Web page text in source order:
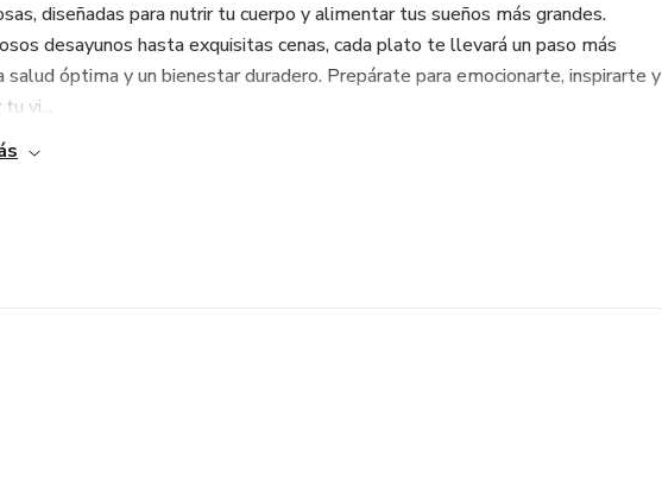
diseñadas para nutrir tu cuerpo y alimentar tus sueños más grandes.
desayunos hasta exquisitas cenas, cada plato te llevará un paso más
salud óptima y un bienestar duradero. Prepárate para emocionarte, inspirarte y
vi...